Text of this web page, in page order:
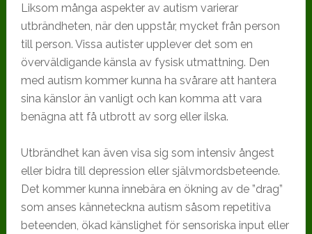
Liksom många aspekter av autism varierar
utbrändheten, när den uppstår, mycket från person
till person. Vissa autister upplever det som en
överväldigande känsla av fysisk utmattning. Den
med autism kommer kunna ha svårare att hantera
sina känslor än vanligt och kan komma att vara
benägna att få utbrott av sorg eller ilska.
Utbrändhet kan även visa sig som intensiv ångest
eller bidra till depression eller självmordsbeteende.
Det kommer kunna innebära en ökning av de ”drag”
som anses känneteckna autism såsom repetitiva
beteenden, ökad känslighet för sensoriska input eller